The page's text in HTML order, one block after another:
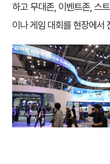
하고 무대존, 이벤트존, 스
이나 게임 대회를 현장에서